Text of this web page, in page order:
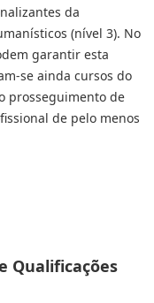
da
(nível 3). No
garantir esta
se ainda cursos do
prosseguimento de
de pelo menos
Qualificações